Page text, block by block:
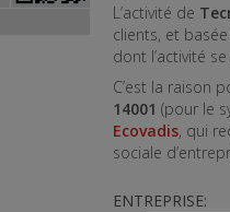
L’activité de
clients, et
dont l’activité
C’est la raison
14001 (pour le
Ecovadis, qui
sociale
ENTREPRISE: